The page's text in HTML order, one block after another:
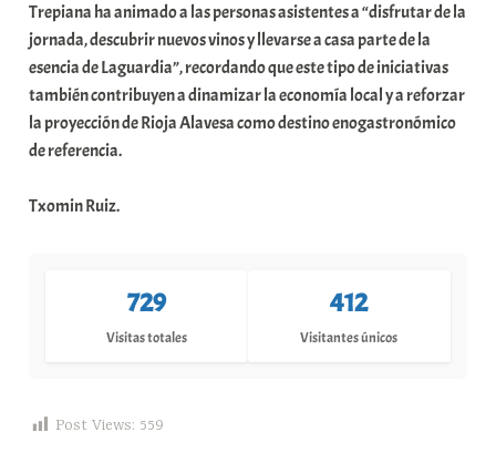
Trepiana ha animado a las personas asistentes a “disfrutar de la
jornada, descubrir nuevos vinos y llevarse a casa parte de la
esencia de Laguardia”, recordando que este tipo de iniciativas
también contribuyen a dinamizar la economía local y a reforzar
la proyección de Rioja Alavesa como destino enogastronómico
de referencia.
Txomin Ruiz.
729
Visitas totales
412
Visitantes únicos
Post Views: 559